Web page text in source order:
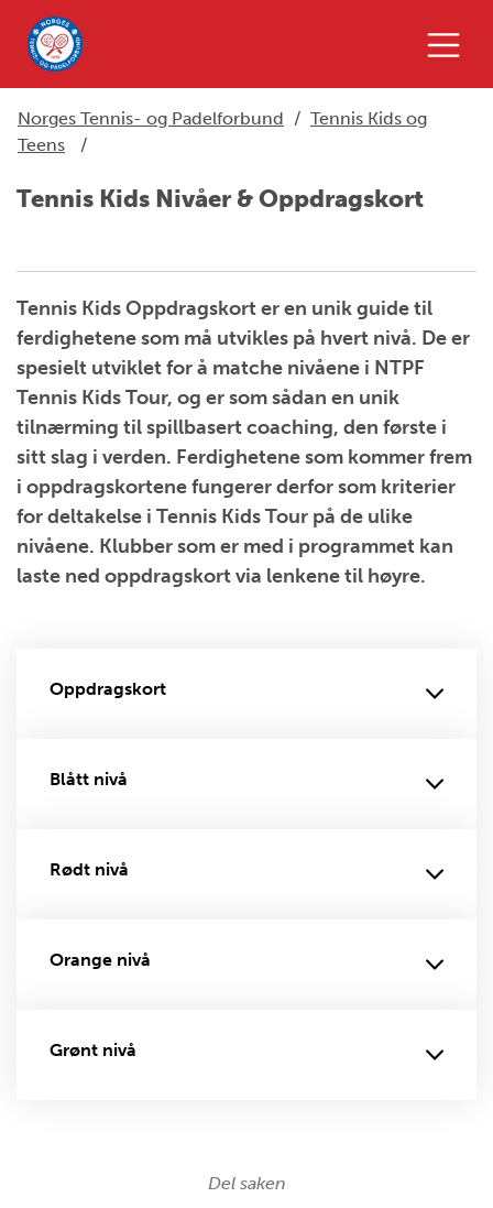
Norges Tennis- og Padelforbund / Tennis Kids og
Teens
/
Tennis Kids Nivåer & Oppdragskort
Tennis Kids Oppdragskort er en unik guide til
ferdighetene som må utvikles på hvert nivå. De er
spesielt utviklet for å matche nivåene i NTPF
Tennis Kids Tour, og er som sådan en unik
tilnærming til spillbasert coaching, den første i
sitt slag i verden. Ferdighetene som kommer frem
i oppdragskortene fungerer derfor som kriterier
for deltakelse i Tennis Kids Tour på de ulike
nivåene. Klubber som er med i programmet kan
laste ned oppdragskort via lenkene til høyre.
Oppdragskort
Blått nivå
Rødt nivå
Orange nivå
Grønt nivå
Del saken